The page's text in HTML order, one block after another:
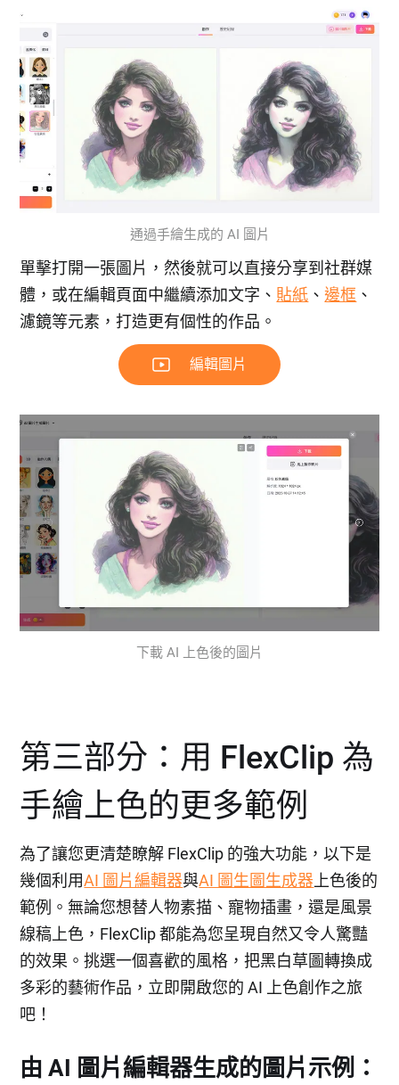
通過手繪生成的 AI 圖片
單擊打開一張圖片，然後就可以直接分享到社群媒
體，或在編輯頁面中繼續添加文字、 貼紙 、邊框 、
濾鏡等元素，打造更有個性的作品。
編輯圖片
下載 AI 上色後的圖片
第三部分：用 FlexClip 為
手繪上色的更多範例
為了讓您更清楚瞭解 FlexClip 的強大功能，以下是
幾個利用AI 圖片編輯器與AI 圖生圖生成器 上色後的
範例。無論您想替人物素描、寵物插畫，還是風景
線稿上色，FlexClip 都能為您呈現自然又令人驚豔
的效果。挑選一個喜歡的風格，把黑白草圖轉換成
多彩的藝術作品，立即開啟您的 AI 上色創作之旅
吧！
由 AI 圖片編輯器生成的圖片示例：